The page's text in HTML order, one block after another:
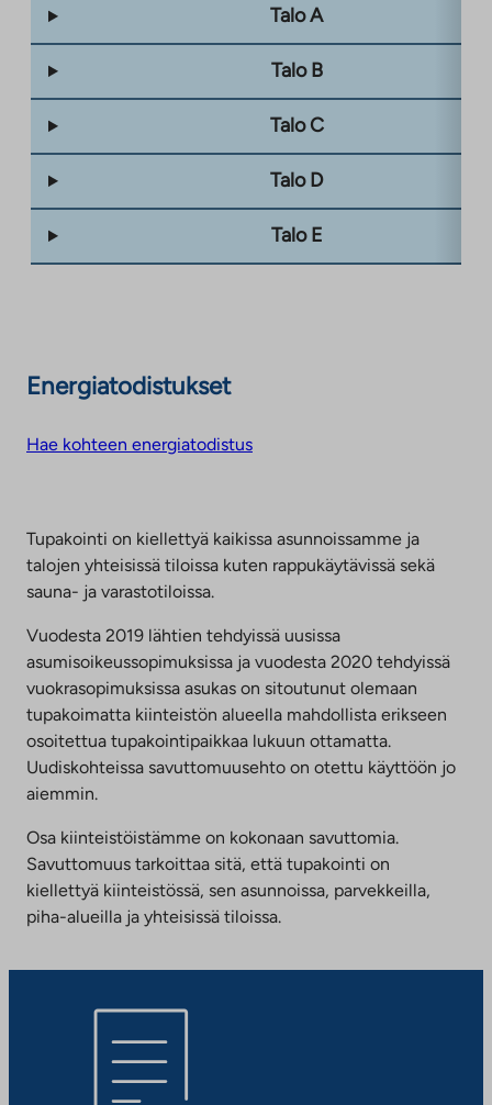
Talo A
Talo B
Talo C
Talo D
Talo E
Energiatodistukset
Hae kohteen energiatodistus
Tupakointi on kiellettyä kaikissa asunnoissamme ja
talojen yhteisissä tiloissa kuten rappukäytävissä sekä
sauna- ja varastotiloissa.
Vuodesta 2019 lähtien tehdyissä uusissa
asumisoikeussopimuksissa ja vuodesta 2020 tehdyissä
vuokrasopimuksissa asukas on sitoutunut olemaan
tupakoimatta kiinteistön alueella mahdollista erikseen
osoitettua tupakointipaikkaa lukuun ottamatta.
Uudiskohteissa savuttomuusehto on otettu käyttöön jo
aiemmin.
Osa kiinteistöistämme on kokonaan savuttomia.
Savuttomuus tarkoittaa sitä, että tupakointi on
kiellettyä kiinteistössä, sen asunnoissa, parvekkeilla,
piha-alueilla ja yhteisissä tiloissa.